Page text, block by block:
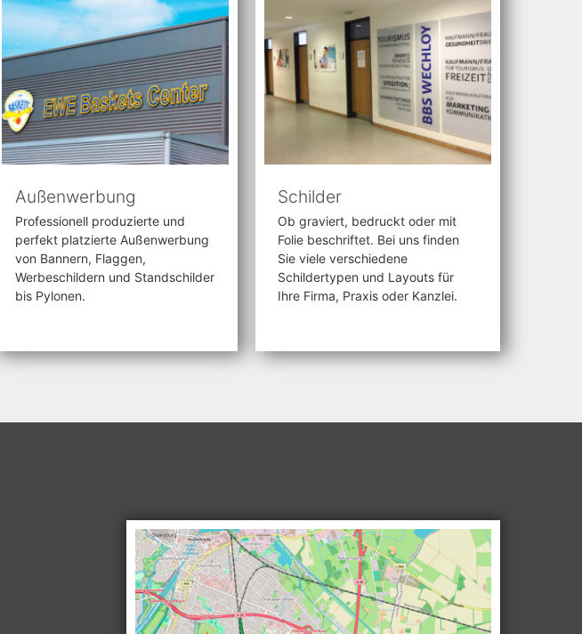
Außenwerbung
Professionell produzierte und
perfekt platzierte Außenwerbung
von Bannern, Flaggen,
Werbeschildern und Standschilder
bis Pylonen.
Schilder
Ob graviert, bedruckt oder mit
Folie beschriftet. Bei uns finden
Sie viele verschiedene
Schildertypen und Layouts für
Ihre Firma, Praxis oder Kanzlei.